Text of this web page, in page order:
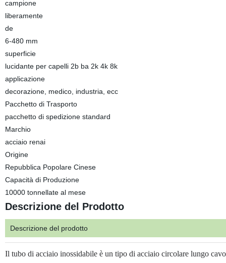
campione
liberamente
de
6-480 mm
superficie
lucidante per capelli 2b ba 2k 4k 8k
applicazione
decorazione, medico, industria, ecc
Pacchetto di Trasporto
pacchetto di spedizione standard
Marchio
acciaio renai
Origine
Repubblica Popolare Cinese
Capacità di Produzione
10000 tonnellate al mese
Descrizione del Prodotto
Descrizione del prodotto
Il tubo di acciaio inossidabile è un tipo di acciaio circolare lungo